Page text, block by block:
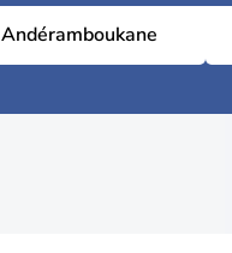
Andéramboukane